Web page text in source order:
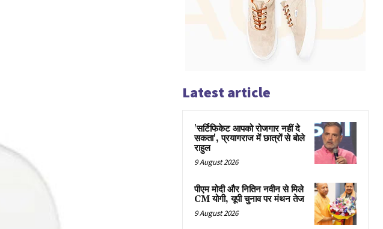
Latest article
'सर्टिफिकेट आपको रोजगार नहीं दे
सकता', प्रयागराज में छात्रों से बोले
राहुल
9 August 2026
पीएम मोदी और नितिन नवीन से मिले
CM योगी, यूपी चुनाव पर मंथन तेज
9 August 2026